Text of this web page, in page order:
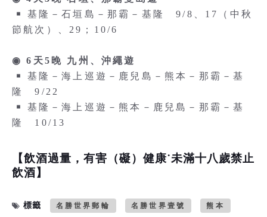
￭ 基隆－石垣島－那霸－基隆 9/8、17（中秋
節航次）、29；10/6
◉ 6天5晚 九州、沖繩遊
￭ 基隆－海上巡遊－鹿兒島－熊本－那霸－基
隆 9/22
￭ 基隆－海上巡遊－熊本－鹿兒島－那霸－基
隆 10/13
【飲酒過量，有害（礙）健康˙未滿十八歲禁止
飲酒】
標籤 名勝世界郵輪 名勝世界壹號 熊本